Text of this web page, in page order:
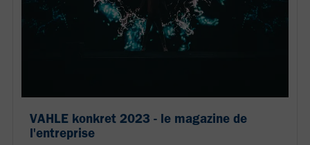
VAHLE konkret 2023 - le magazine de
l'entreprise